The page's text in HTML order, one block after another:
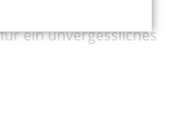
ein unvergessliches